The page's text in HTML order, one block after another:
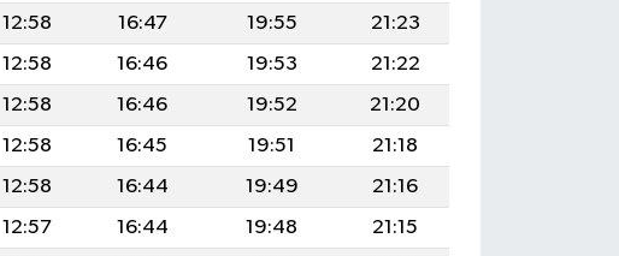
12:58 16:47 19:55
21:23
12:58 16:46 19:53
21:22
12:58 16:46 19:52
21:20
12:58 16:45 19:51
21:18
12:58 16:44 19:49
21:16
12:57 16:44 19:48
21:15